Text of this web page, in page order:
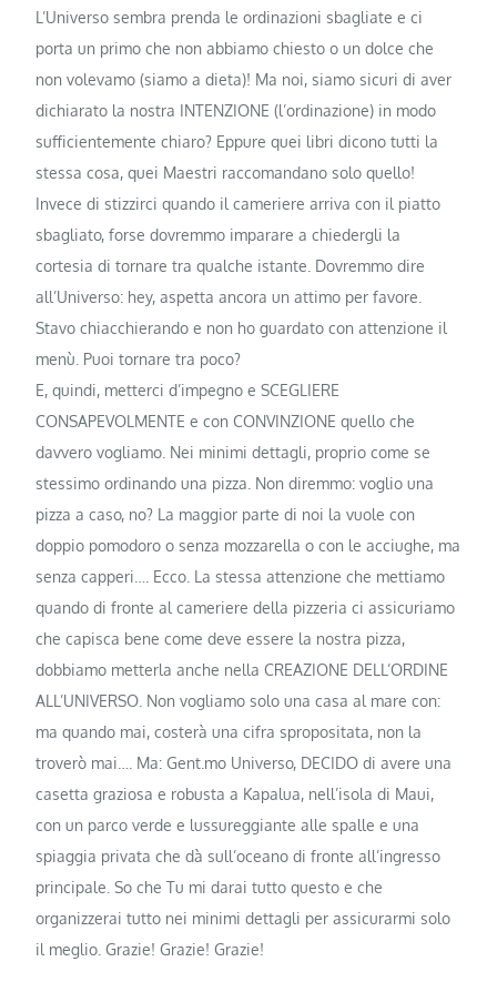
L’Universo sembra prenda le ordinazioni sbagliate e ci
porta un primo che non abbiamo chiesto o un dolce che
non volevamo (siamo a dieta)! Ma noi, siamo sicuri di aver
dichiarato la nostra INTENZIONE (l’ordinazione) in modo
sufficientemente chiaro? Eppure quei libri dicono tutti la
stessa cosa, quei Maestri raccomandano solo quello!
Invece di stizzirci quando il cameriere arriva con il piatto
sbagliato, forse dovremmo imparare a chiedergli la
cortesia di tornare tra qualche istante. Dovremmo dire
all’Universo: hey, aspetta ancora un attimo per favore.
Stavo chiacchierando e non ho guardato con attenzione il
menù. Puoi tornare tra poco?
E, quindi, metterci d’impegno e SCEGLIERE
CONSAPEVOLMENTE e con CONVINZIONE quello che
davvero vogliamo. Nei minimi dettagli, proprio come se
stessimo ordinando una pizza. Non diremmo: voglio una
pizza a caso, no? La maggior parte di noi la vuole con
doppio pomodoro o senza mozzarella o con le acciughe, ma
senza capperi…. Ecco. La stessa attenzione che mettiamo
quando di fronte al cameriere della pizzeria ci assicuriamo
che capisca bene come deve essere la nostra pizza,
dobbiamo metterla anche nella CREAZIONE DELL’ORDINE
ALL’UNIVERSO. Non vogliamo solo una casa al mare con:
ma quando mai, costerà una cifra spropositata, non la
troverò mai…. Ma: Gent.mo Universo, DECIDO di avere una
casetta graziosa e robusta a Kapalua, nell’isola di Maui,
con un parco verde e lussureggiante alle spalle e una
spiaggia privata che dà sull’oceano di fronte all’ingresso
principale. So che Tu mi darai tutto questo e che
organizzerai tutto nei minimi dettagli per assicurarmi solo
il meglio. Grazie! Grazie! Grazie!